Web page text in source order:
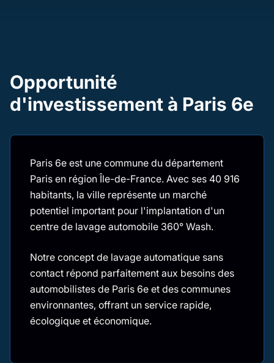
Opportunité
d'investissement à Paris 6e
Paris 6e est une commune du département
Paris en région Île-de-France. Avec ses 40 916
habitants, la ville représente un marché
potentiel important pour l'implantation d'un
centre de lavage automobile 360° Wash.
Notre concept de lavage automatique sans
contact répond parfaitement aux besoins des
automobilistes de Paris 6e et des communes
environnantes, offrant un service rapide,
écologique et économique.